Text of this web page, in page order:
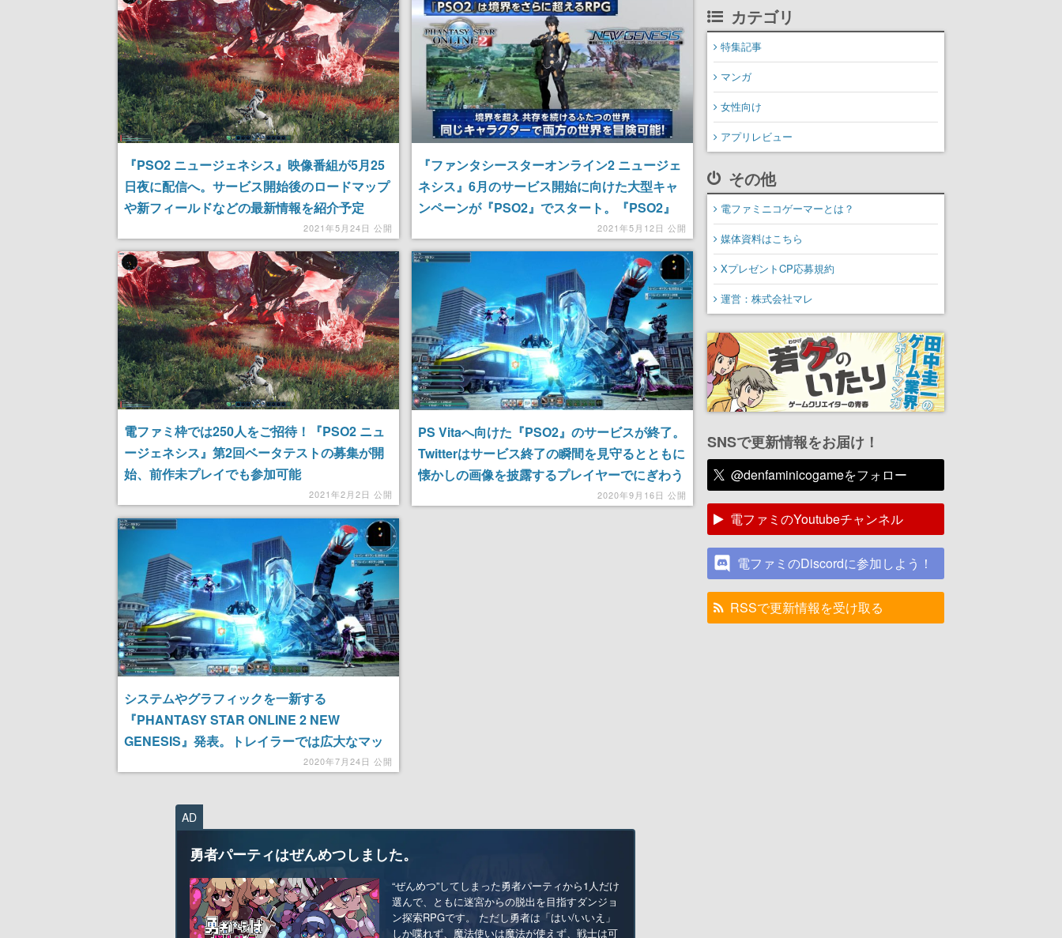
『PSO2 ニュージェネシス』映像番組が5月25
日夜に配信へ。サービス開始後のロードマップ
や新フィールドなどの最新情報を紹介予定
2021年5月24日 公開
『ファンタシースターオンライン2 ニュージェ
ネシス』6月のサービス開始に向けた大型キャ
ンペーンが『PSO2』でスタート。『PSO2』
で使用できるアイテム・装備を今のうちに準備
しよう
2021年5月12日 公開
電ファミ枠では250人をご招待！『PSO2 ニュ
ージェネシス』第2回ベータテストの募集が開
始、前作未プレイでも参加可能
2021年2月2日 公開
PS Vitaへ向けた『PSO2』のサービスが終了。
Twitterはサービス終了の瞬間を見守るとともに
懐かしの画像を披露するプレイヤーでにぎわう
2020年9月16日 公開
システムやグラフィックを一新する
『PHANTASY STAR ONLINE 2 NEW
GENESIS』発表。トレイラーでは広大なマッ
プで巨大なモンスターと戦うアークスたちの活
2020年7月24日 公開
AD
勇者パーティはぜんめつしました。
“ぜんめつ”してしまった勇者パーティから1人だけ
選んで、ともに迷宮からの脱出を目指すダンジョ
ン探索RPGです。 ただし勇者は「はい/いいえ」
しか喋れず、魔法使いは魔法が使えず、戦士は可
カテゴリ
特集記事
マンガ
女性向け
アプリレビュー
その他
電ファミニコゲーマーとは？
媒体資料はこちら
XプレゼントCP応募規約
運営：株式会社マレ
SNSで更新情報をお届け！
@denfaminicogameをフォロー
電ファミのYoutubeチャンネル
電ファミのDiscordに参加しよう！
RSSで更新情報を受け取る